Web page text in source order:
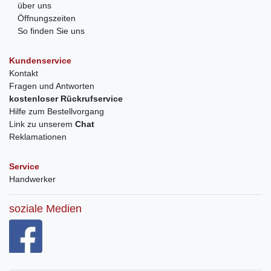
über uns
Öffnungszeiten
So finden Sie uns
Kundenservice
Kontakt
Fragen und Antworten
kostenloser Rückrufservice
Hilfe zum Bestellvorgang
Link zu unserem Chat
Reklamationen
Service
Handwerker
soziale Medien